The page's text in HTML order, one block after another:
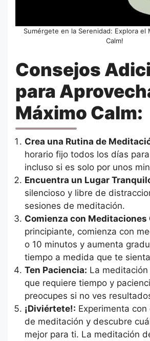
Sumérgete en la Serenidad: Explora el
Calm!
Consejos
para
Máximo Calm:
Crea una Rutina de
horario fijo todos los días
incluso si es solo por unos
Encuentra un Lugar
silencioso y libre de
sesiones de meditación.
Comienza con Meditaciones
principiante, comienza con
o 10 minutos y aumenta
tiempo a medida que te
Ten Paciencia: La
que requiere tiempo y
preocupes si no ves
¡Diviértete!: Experimenta
de meditación y descubre
mejor para ti. La meditación